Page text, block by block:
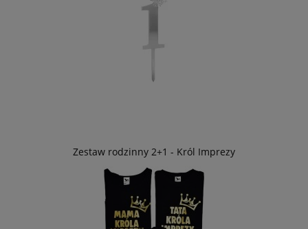
Zestaw rodzinny 2+1 - Król Imprezy